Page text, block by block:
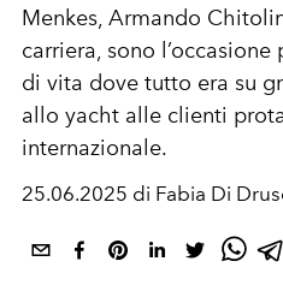
Menkes, Armando
carriera, sono
di vita dove tutto era su
allo yacht alle clienti
internazionale.
25.06.2025 di Fabia Di